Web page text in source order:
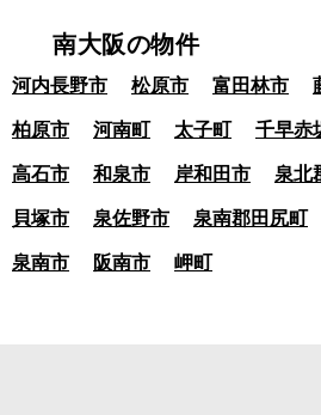
南大阪の物件
河内長野市 松原市 富田林市
柏原市 河南町 太子町 千早赤
高石市 和泉市 岸和田市 泉北
貝塚市 泉佐野市 泉南郡田尻町
泉南市 阪南市 岬町